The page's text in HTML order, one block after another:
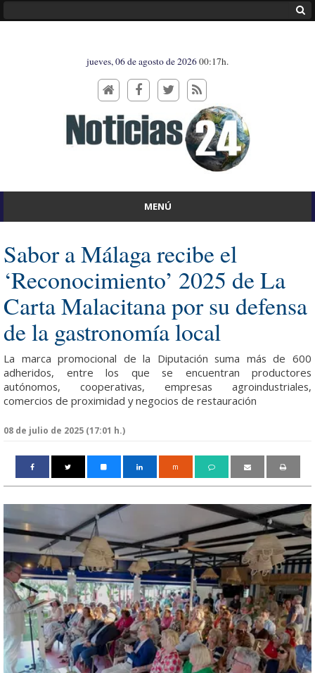
jueves, 06 de agosto de 202600:17h.
MENÚ
Sabor a Málaga recibe el
‘Reconocimiento’ 2025 de La
Carta Malacitana por su defensa
de la gastronomía local
La marca promocional de la Diputación suma más de 600
adheridos, entre los que se encuentran productores
autónomos, cooperativas, empresas agroindustriales,
comercios de proximidad y negocios de restauración
08 de julio de 2025 (17:01 h.)
m